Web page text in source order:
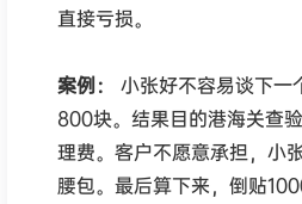
直接亏损。
案例：
小张好不容易谈下一
800块。结果目的港海关查
理费。客户不愿意承担，小
腰包。最后算下来，倒贴